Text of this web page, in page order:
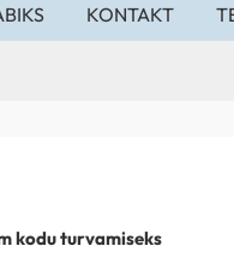
KONTAKT
kodu turvamiseks